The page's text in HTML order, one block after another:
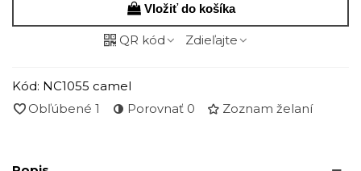
Vložiť do košíka
QR kód Zdieľajte
Kód: NC1055 camel
Obľúbené 1 Porovnať 0 Zoznam želaní